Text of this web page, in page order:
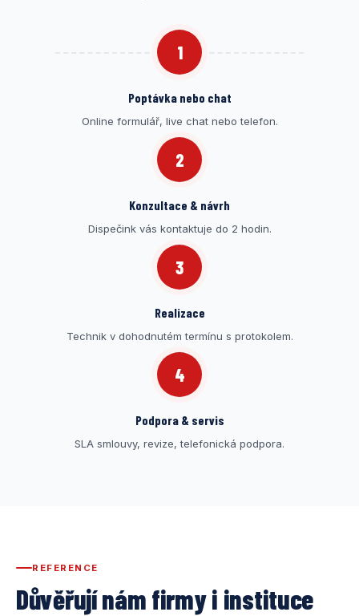
1
Poptávka nebo chat
Online formulář, live chat nebo telefon.
2
Konzultace & návrh
Dispečink vás kontaktuje do 2 hodin.
3
Realizace
Technik v dohodnutém termínu s protokolem.
4
Podpora & servis
SLA smlouvy, revize, telefonická podpora.
REFERENCE
Důvěřují nám firmy i instituce